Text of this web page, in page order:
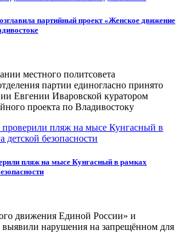
партийный проект «Женское движение
местного политсовета
партии единогласно принято
Евгении Иваровской куратором
проекта по Владивостоку
пляж на мысе Кунгасный в рамках
движения Единой России» и
нарушения на запрещённом для